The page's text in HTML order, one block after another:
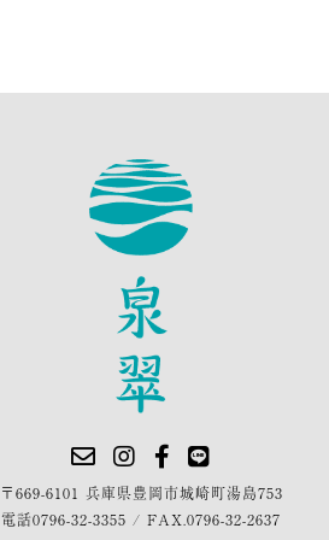
〒669-6101 兵庫県豊岡市城崎町湯島753
電話0796-32-3355 / FAX.0796-32-2637